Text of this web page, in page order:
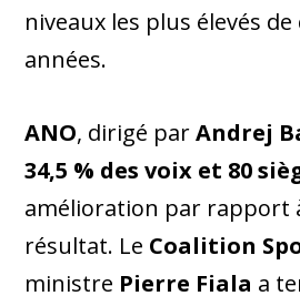
niveaux les plus élevés
années.
ANO, dirigé parAndrej
34,5 % des voix et 80
amélioration par rapport
résultat. Le Coalition
ministre Pierre Fiala a